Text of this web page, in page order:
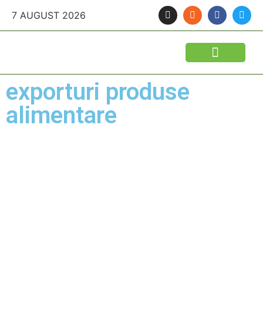
7 AUGUST 2026
exporturi produse
alimentare